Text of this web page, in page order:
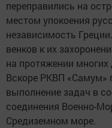
переправились на
местом упокоения
независимость
венков к их
на протяжении многих
Вскоре РКВП «Самум»
выполнение задач в
соединения Военно-
Средиземном море.